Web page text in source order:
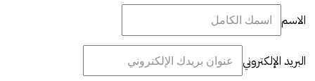
الاسم
البريد الإلكتروني